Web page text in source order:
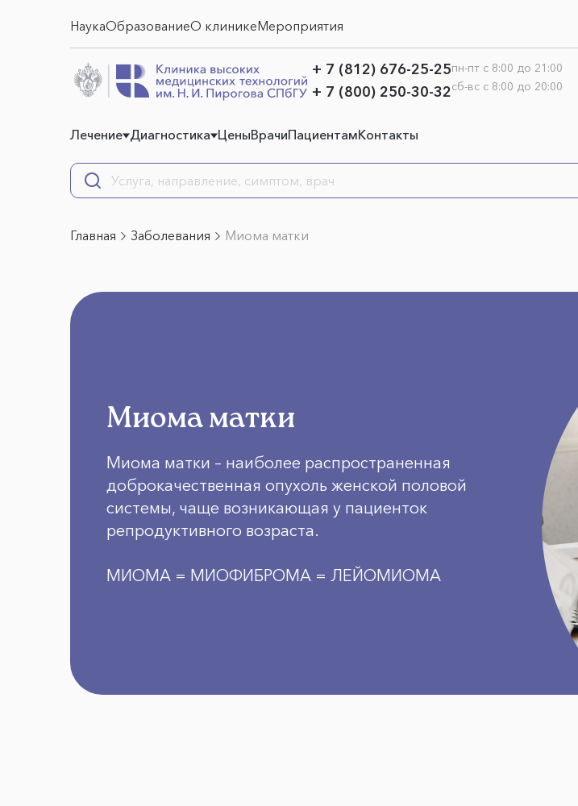
НаукаОбразованиеО клиникеМероприятия
+ 7 (812) 676-25-25
+ 7 (800) 250-30-32
пн-пт с 8:00 до 21:00
сб-вс с 8:00 до 20:00
Лечение Диагностика ЦеныВрачиПациентамКонтакты
Главная Заболевания Миома матки
Миома матки
Миома матки – наиболее распространенная
доброкачественная опухоль женской половой
системы, чаще возникающая у пациенток
репродуктивного возраста.
МИОМА = МИОФИБРОМА = ЛЕЙОМИОМА